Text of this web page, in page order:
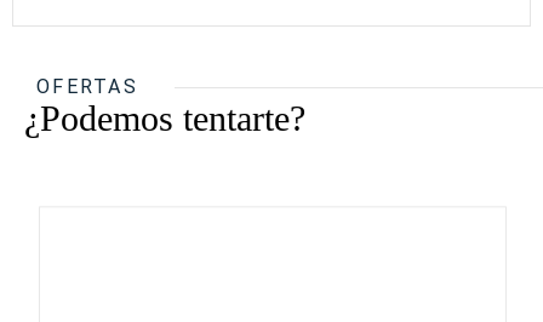
OFERTAS
¿Podemos tentarte?